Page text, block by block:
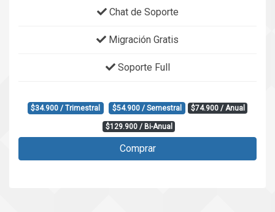
Chat de Soporte
Migración Gratis
Soporte Full
$34.900 / Trimestral $54.900 / Semestral $74.900 / Anual
$129.900 / Bi-Anual
Comprar